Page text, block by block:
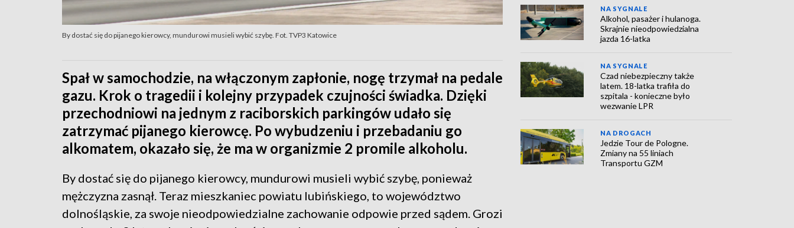
By dostać się do pijanego kierowcy, mundurowi musieli wybić szybę. Fot. TVP3 Katowice
Spał w samochodzie, na włączonym zapłonie, nogę trzymał na pedale
gazu. Krok o tragedii i kolejny przypadek czujności świadka. Dzięki
przechodniowi na jednym z raciborskich parkingów udało się
zatrzymać pijanego kierowcę. Po wybudzeniu i przebadaniu go
alkomatem, okazało się, że ma w organizmie 2 promile alkoholu.
By dostać się do pijanego kierowcy, mundurowi musieli wybić szybę, ponieważ
mężczyzna zasnął. Teraz mieszkaniec powiatu lubińskiego, to województwo
dolnośląskie, za swoje nieodpowiedzialne zachowanie odpowie przed sądem. Grozi
NA SYGNALE
Alkohol, pasażer i hulanoga.
Skrajnie nieodpowiedzialna
jazda 16-latka
NA SYGNALE
Czad niebezpieczny także
latem. 18-latka trafiła do
szpitala - konieczne było
wezwanie LPR
NA DROGACH
Jedzie Tour de Pologne.
Zmiany na 55 liniach
Transportu GZM